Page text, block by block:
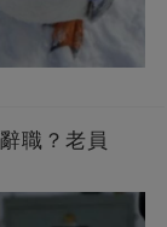
職？老員